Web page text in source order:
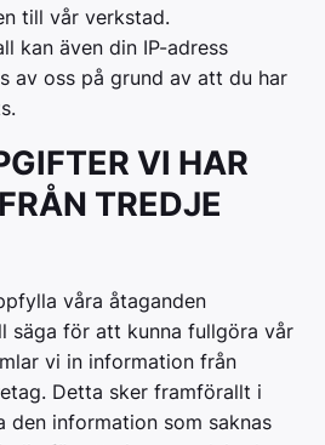
till vår verkstad.
kan även din IP-adress
av oss på grund av att du har
VI HAR
TREDJE
våra åtaganden
säga för att kunna fullgöra vår
vi in information från
Detta sker framförallt i
information som saknas